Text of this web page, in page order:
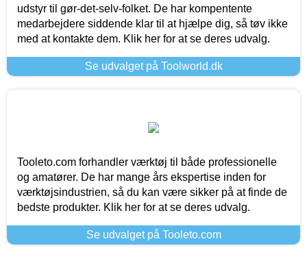
udstyr til gør-det-selv-folket. De har kompentente
medarbejdere siddende klar til at hjælpe dig, så tøv ikke
med at kontakte dem. Klik her for at se deres udvalg.
Se udvalget på Toolworld.dk
Tooleto.com forhandler værktøj til både professionelle
og amatører. De har mange års ekspertise inden for
værktøjsindustrien, så du kan være sikker på at finde de
bedste produkter. Klik her for at se deres udvalg.
Se udvalget på Tooleto.com